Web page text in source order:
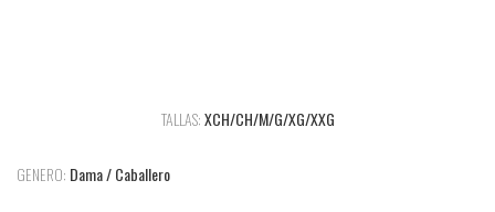
TALLAS:XCH/CH/M/G/XG/XXG
GENERO: Dama / Caballero